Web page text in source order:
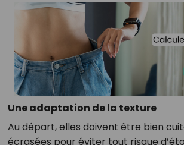
Une adaptation de la texture
Au départ, elles doivent être bien
écrasées pour éviter tout risque